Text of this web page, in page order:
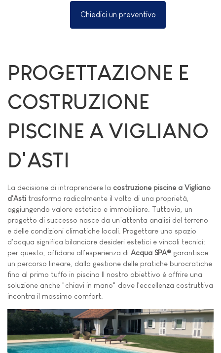
Chiedici un preventivo
PROGETTAZIONE E
COSTRUZIONE
PISCINE A VIGLIANO
D'ASTI
La decisione di intraprendere la costruzione piscine a Vigliano
d'Asti trasforma radicalmente il volto di una proprietà,
aggiungendo valore estetico e immobiliare. Tuttavia, un
progetto di successo nasce da un’attenta analisi del terreno
e delle condizioni climatiche locali. Progettare uno spazio
d'acqua significa bilanciare desideri estetici e vincoli tecnici:
per questo, affidarsi all'esperienza di Acqua SPA® garantisce
un percorso lineare, dalla gestione delle pratiche burocratiche
fino al primo tuffo in piscina Il nostro obiettivo è offrire una
soluzione anche "chiavi in mano" dove l'eccellenza costruttiva
incontra il massimo comfort.